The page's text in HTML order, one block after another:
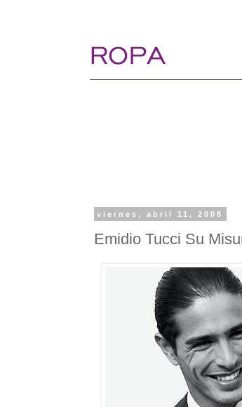
viernes, abril 11, 2008
Emidio Tucci Su